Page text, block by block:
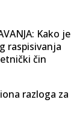
Kako je
raspisivanja
čin
razloga za